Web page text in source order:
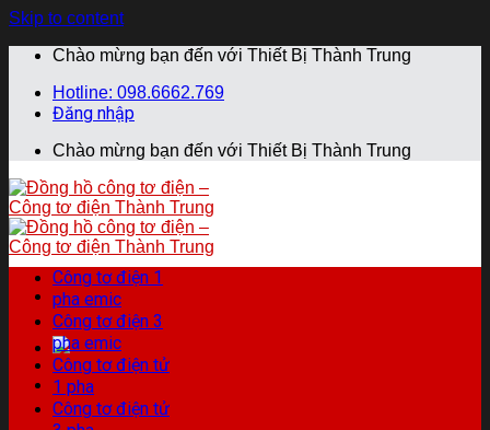
Skip to content
Chào mừng bạn đến với Thiết Bị Thành Trung
Hotline: 098.6662.769
Đăng nhập
Chào mừng bạn đến với Thiết Bị Thành Trung
Công tơ điện 1
pha emic
Công tơ điện 3
pha emic
Công tơ điện tử
1 pha
Công tơ điện tử